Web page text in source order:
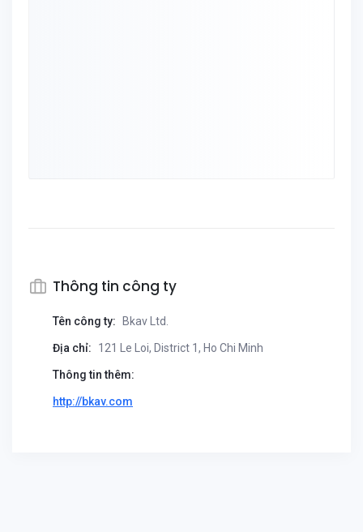
Thông tin công ty
Tên công ty: Bkav Ltd.
Địa chỉ: 121 Le Loi, District 1, Ho Chi Minh
Thông tin thêm:
http://bkav.com